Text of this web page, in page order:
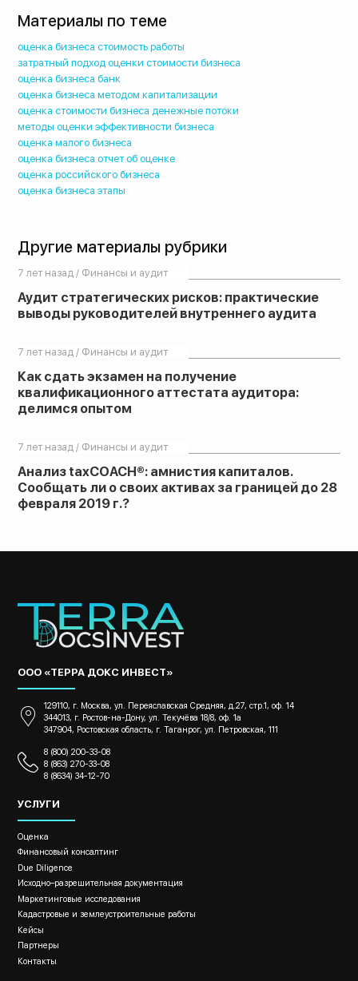
Материалы по теме
оценка бизнеса стоимость работы
затратный подход оценки стоимости бизнеса
оценка бизнеса банк
оценка бизнеса методом капитализации
оценка стоимости бизнеса денежные потоки
методы оценки эффективности бизнеса
оценка малого бизнеса
оценка бизнеса отчет об оценке
оценка российского бизнеса
оценка бизнеса этапы
Другие материалы рубрики
7 лет назад / Финансы и аудит
Аудит стратегических рисков: практические
выводы руководителей внутреннего аудита
7 лет назад / Финансы и аудит
Как сдать экзамен на получение
квалификационного аттестата аудитора:
делимся опытом
7 лет назад / Финансы и аудит
Анализ taxCOACH®: амнистия капиталов.
Сообщать ли о своих активах за границей до 28
февраля 2019 г.?
ООО «ТЕРРА ДОКС ИНВЕСТ»
129110, г. Москва, ул. Переяславская Средняя, д.27, стр.1, оф. 14
344013, г. Ростов-на-Дону, ул. Текучёва 18/8, оф. 1а
347904, Ростовская область, г. Таганрог, ул. Петровская, 111
8 (800) 200-33-08
8 (863) 270-33-08
8 (8634) 34-12-70
УСЛУГИ
Оценка
Финансовый консалтинг
Due Diligence
Исходно–разрешительная документация
Маркетинговые исследования
Кадастровые и землеустроительные работы
Кейсы
Партнеры
Контакты